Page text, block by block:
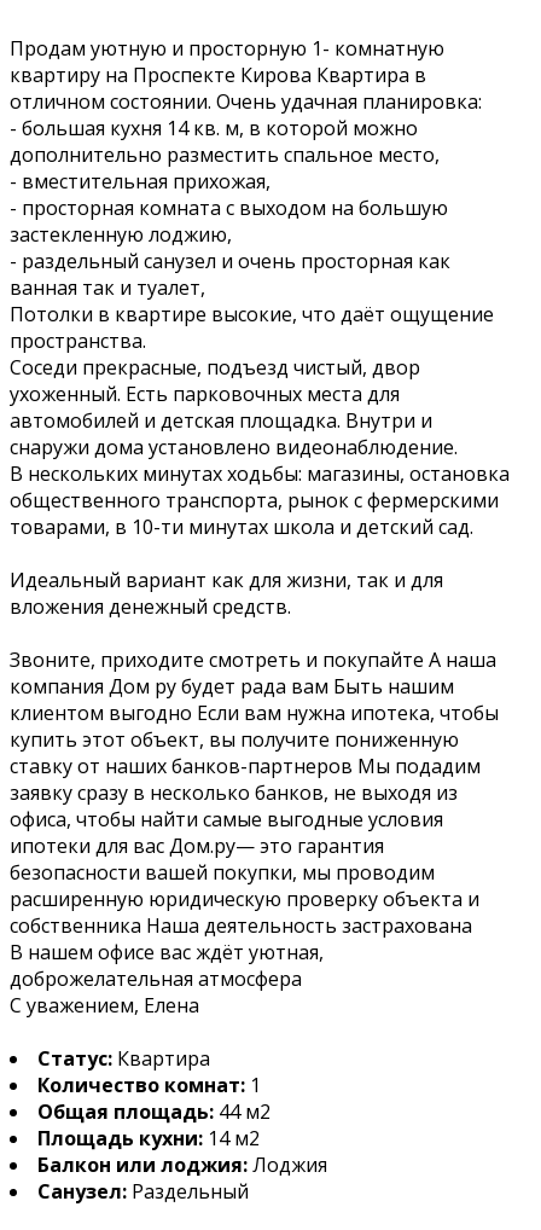
Продам уютную и просторную 1- комнатную
квартиру на Проспекте Кирова Квартира в
отличном состоянии. Очень удачная планировка:
- большая кухня 14 кв. м, в которой можно
дополнительно разместить спальное место,
- вместительная прихожая,
- просторная комната с выходом на большую
застекленную лоджию,
- раздельный санузел и очень просторная как
ванная так и туалет,
Потолки в квартире высокие, что даёт ощущение
пространства.
Соседи прекрасные, подъезд чистый, двор
ухоженный. Есть парковочных места для
автомобилей и детская площадка. Внутри и
снаружи дома установлено видеонаблюдение.
В нескольких минутах ходьбы: магазины, остановка
общественного транспорта, рынок с фермерскими
товарами, в 10-ти минутах школа и детский сад.
Идеальный вариант как для жизни, так и для
вложения денежный средств.
Звоните, приходите смотреть и покупайте А наша
компания Дом ру будет рада вам Быть нашим
клиентом выгодно Если вам нужна ипотека, чтобы
купить этот объект, вы получите пониженную
ставку от наших банков-партнеров Мы подадим
заявку сразу в несколько банков, не выходя из
офиса, чтобы найти самые выгодные условия
ипотеки для вас Дом.ру— это гарантия
безопасности вашей покупки, мы проводим
расширенную юридическую проверку объекта и
собственника Наша деятельность застрахована
В нашем офисе вас ждёт уютная,
доброжелательная атмосфера
С уважением, Елена
Статус: Квартира
Количество комнат: 1
Общая площадь: 44 м2
Площадь кухни: 14 м2
Балкон или лоджия:Лоджия
Санузел: Раздельный